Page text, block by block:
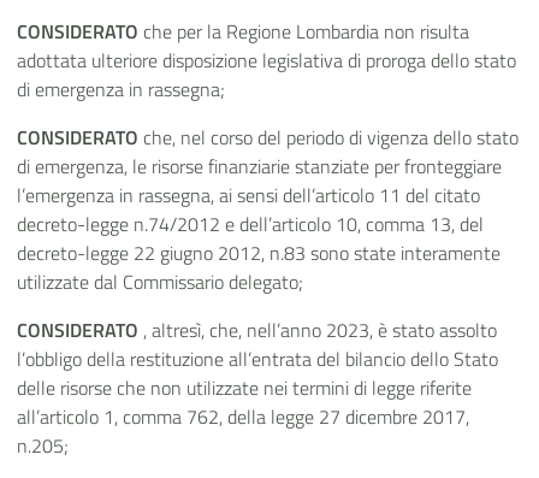
CONSIDERATO che per la Regione Lombardia non risulta
adottata ulteriore disposizione legislativa di proroga dello stato
di emergenza in rassegna;
CONSIDERATO che, nel corso del periodo di vigenza dello stato
di emergenza, le risorse finanziarie stanziate per fronteggiare
l’emergenza in rassegna, ai sensi dell’articolo 11 del citato
decreto-legge n.74/2012 e dell’articolo 10, comma 13, del
decreto-legge 22 giugno 2012, n.83 sono state interamente
utilizzate dal Commissario delegato;
CONSIDERATO , altresì, che, nell’anno 2023, è stato assolto
l’obbligo della restituzione all’entrata del bilancio dello Stato
delle risorse che non utilizzate nei termini di legge riferite
all’articolo 1, comma 762, della legge 27 dicembre 2017,
n.205;